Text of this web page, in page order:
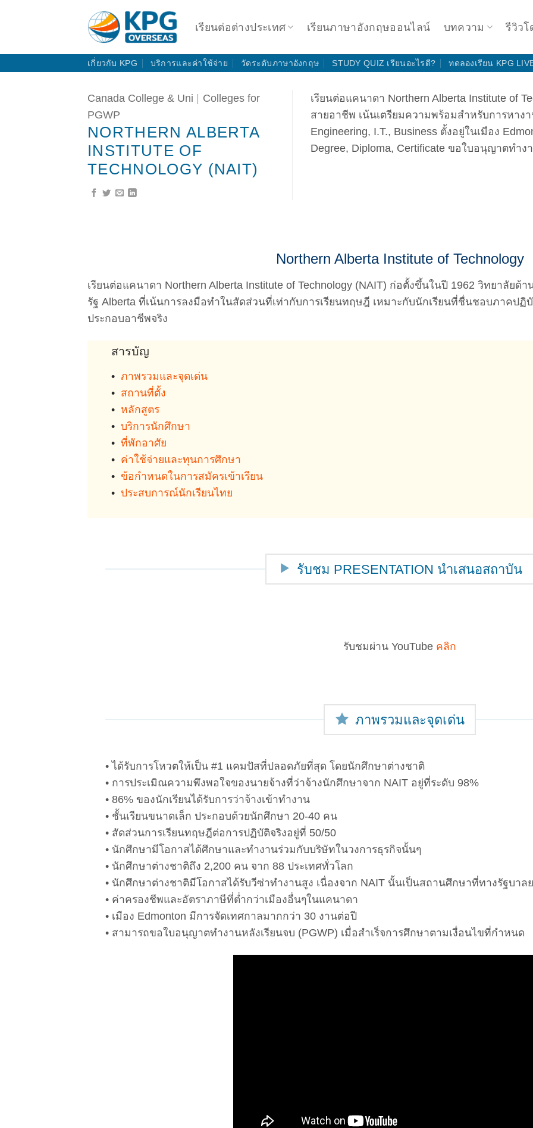
เรียนต่อต่างประเทศ เรียนภาษาอังกฤษออนไลน์ บทความ รีวิวโ
เกี่ยวกับ KPG บริการและค่าใช้จ่าย วัดระดับภาษาอังกฤษ STUDY QUIZ เรียนอะไรดี? ทดลองเรียน KPG
Canada College & Uni
Colleges for
PGWP
NORTHERN ALBERTA
INSTITUTE OF
TECHNOLOGY (NAIT)
เรียนต่อแคนาดา Northern Alberta Institute of
สายอาชีพ เน้นเตรียมความพร้อมสำหรับการหาง
Engineering, I.T., Business ตั้งอยู่ในเมือง
Degree, Diploma, Certificate ขอใบอนุญาตทำง
Northern Alberta Institute of Technology
เรียนต่อแคนาดา Northern Alberta Institute of Technology (NAIT) ก่อตั้งขึ้นในปี 1962 วิทยาลัยด้า
รัฐ Alberta ที่เน้นการลงมือทำในสัดส่วนที่เท่ากับการเรียนทฤษฎี เหมาะกับนักเรียนที่ชื่นชอบภาคปฏิ
ประกอบอาชีพจริง
สารบัญ
• ภาพรวมและจุดเด่น
• สถานที่ตั้ง
• หลักสูตร
• บริการนักศึกษา
• ที่พักอาศัย
• ค่าใช้จ่ายและทุนการศึกษา
• ข้อกำหนดในการสมัครเข้าเรียน
• ประสบการณ์นักเรียนไทย
รับชม PRESENTATION นำเสนอสถาบัน
รับชมผ่าน YouTube คลิก
ภาพรวมและจุดเด่น
• ได้รับการโหวตให้เป็น #1 แคมปัสที่ปลอดภัยที่สุด โดยนักศึกษาต่างชาติ
• การประเมิณความพึงพอใจของนายจ้างที่ว่าจ้างนักศึกษาจาก NAIT อยู่ที่ระดับ 98%
• 86% ของนักเรียนได้รับการว่าจ้างเข้าทำงาน
• ชั้นเรียนขนาดเล็ก ประกอบด้วยนักศึกษา 20-40 คน
• สัดส่วนการเรียนทฤษฎีต่อการปฏิบัติจริงอยู่ที่ 50/50
• นักศึกษามีโอกาสได้ศึกษาและทำงานร่วมกับบริษัทในวงการธุรกิจนั้นๆ
• นักศึกษาต่างชาติถึง 2,200 คน จาก 88 ประเทศทั่วโลก
• นักศึกษาต่างชาติมีโอกาสได้รับวีซ่าทำงานสูง เนื่องจาก NAIT นั้นเป็นสถานศึกษาที่ทางรัฐบาล
• ค่าครองชีพและอัตราภาษีที่ต่ำกว่าเมืองอื่นๆในแคนาดา
• เมือง Edmonton มีการจัดเทศกาลมากกว่า 30 งานต่อปี
• สามารถขอใบอนุญาตทำงานหลังเรียนจบ (PGWP) เมื่อสำเร็จการศึกษาตามเงื่อนไขที่กำหนด